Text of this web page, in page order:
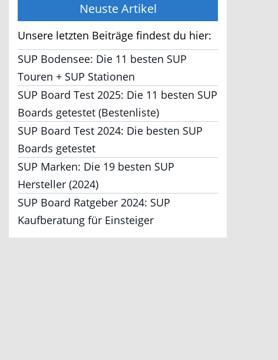
Neuste Artikel
Unsere letzten Beiträge findest du hier:
SUP Bodensee: Die 11 besten SUP
Touren + SUP Stationen
SUP Board Test 2025: Die 11 besten SUP
Boards getestet (Bestenliste)
SUP Board Test 2024: Die besten SUP
Boards getestet
SUP Marken: Die 19 besten SUP
Hersteller (2024)
SUP Board Ratgeber 2024: SUP
Kaufberatung für Einsteiger